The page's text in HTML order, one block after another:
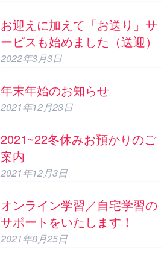
お迎えに加えて「お送り」サ
ービスも始めました（送迎）
2022年3月3日
年末年始のお知らせ
2021年12月23日
2021~22冬休みお預かりのご
案内
2021年12月3日
オンライン学習／自宅学習の
サポートをいたします！
2021年8月25日